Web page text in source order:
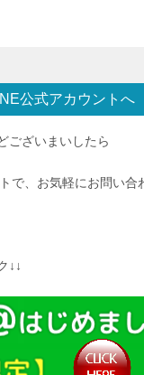
公式アカウントへ
ございまいしたら
で、お気軽にお問い合
↓↓